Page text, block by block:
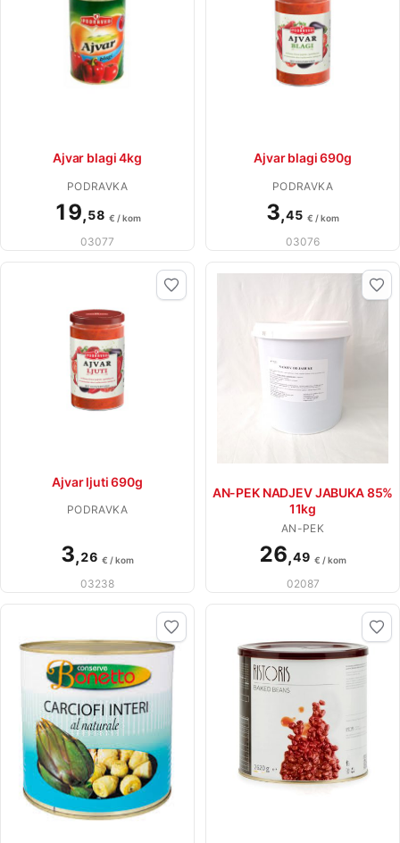
Ajvar blagi 4kg
PODRAVKA
19,58 € / kom
03077
Ajvar blagi 690g
PODRAVKA
3,45 € / kom
03076
Ajvar ljuti 690g
PODRAVKA
3,26 € / kom
03238
AN-PEK NADJEV JABUKA 85%
11kg
AN-PEK
26,49 € / kom
02087